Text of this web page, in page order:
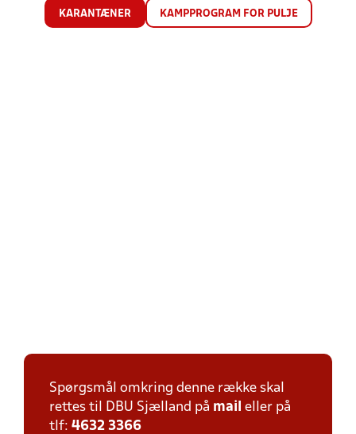
KARANTÆNER KAMPPROGRAM FOR PULJE
Spørgsmål omkring denne række skal
rettes til DBU Sjælland på mail eller på
tlf: 4632 3366